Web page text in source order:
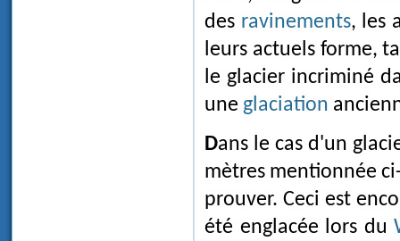
des ravinements, les
leurs actuels forme,
le glacier incriminé
une glaciation
Dans le cas d'un glacier de vallée, la différence de quelques centaines de
mètres mentionnée
prouver. Ceci est
été englacée lors du